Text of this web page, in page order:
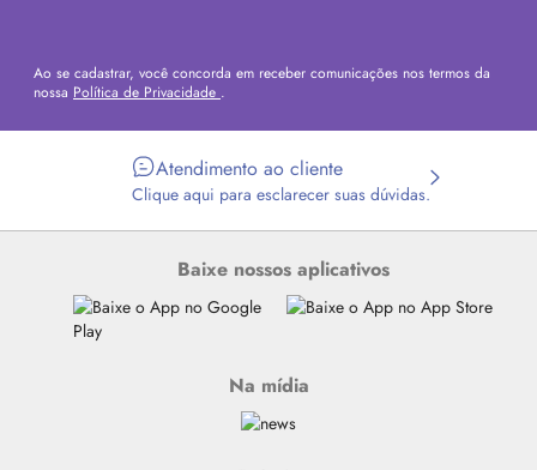
Ao se cadastrar, você concorda em receber comunicações nos termos da
nossa Política de Privacidade .
Atendimento ao cliente
Clique aqui para esclarecer suas dúvidas.
Baixe nossos aplicativos
Na mídia